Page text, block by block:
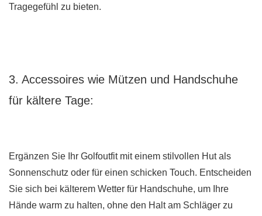
Tragegefühl zu bieten.
3. Accessoires wie Mützen und Handschuhe
für kältere Tage:
Ergänzen Sie Ihr Golfoutfit mit einem stilvollen Hut als
Sonnenschutz oder für einen schicken Touch. Entscheiden
Sie sich bei kälterem Wetter für Handschuhe, um Ihre
Hände warm zu halten, ohne den Halt am Schläger zu